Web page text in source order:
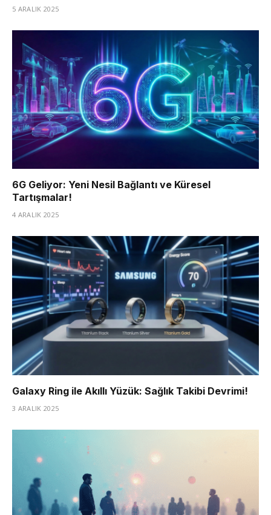
5 ARALIK 2025
6G Geliyor: Yeni Nesil Bağlantı ve Küresel
Tartışmalar!
4 ARALIK 2025
Galaxy Ring ile Akıllı Yüzük: Sağlık Takibi Devrimi!
3 ARALIK 2025